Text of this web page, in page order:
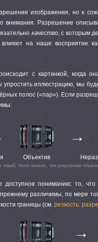
изображения, но к
внимания. Разрешение
качество, с которым
на наше восприятие
с картинкой, когда
иллюстрацию, мы
полос («пар»). Если
→
Объектив
более мелких, чем разрешение
доступное пониманию: то,
различимы, по мере
границы (см. резкость:
→